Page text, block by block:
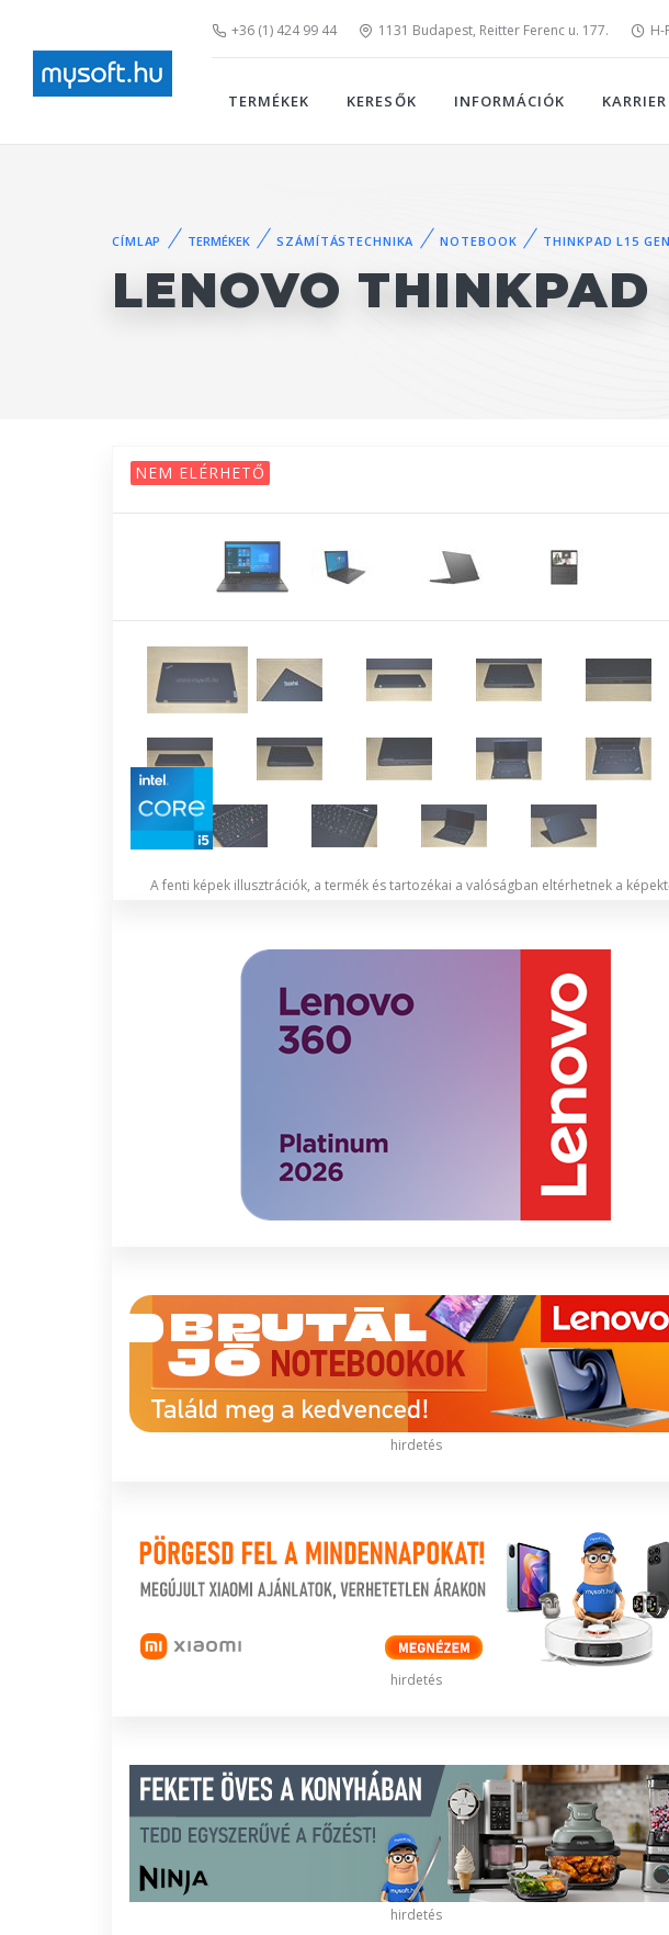
+36 (1) 424 99 44 1131 Budapest, Reitter Ferenc u. 177. H-
TERMÉKEK KERESŐK INFORMÁCIÓK KARRIER
CÍMLAP TERMÉKEK SZÁMÍTÁSTECHNIKA NOTEBOOK THINKPAD L15
LENOVO THINKPAD
NEM ELÉRHETŐ
A fenti képek illusztrációk, a termék és tartozékai a valóságban eltérhetnek a
hirdetés
hirdetés
hirdetés